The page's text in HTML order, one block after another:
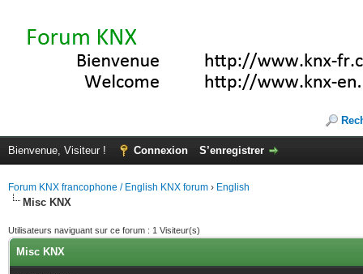
Bienvenue, Visiteur ! Connexion S’enregistrer
Forum KNX francophone / English KNX forum › English
Misc KNX
Utilisateurs naviguant sur ce forum : 1 Visiteur(s)
Misc KNX